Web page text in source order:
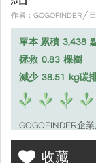
作者：GOGOFINDER ╱
單本 累積 3,438
拯救 0.83 棵樹
減少 38.51 kg碳
GOGOFINDER企
希望您的產品或服
收藏